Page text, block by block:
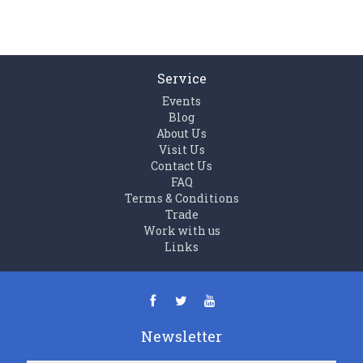
Service
Events
Blog
About Us
Visit Us
Contact Us
FAQ
Terms & Conditions
Trade
Work with us
Links
Newsletter